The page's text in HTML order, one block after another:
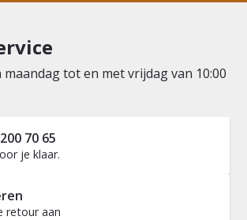
tot en met vrijdag van 10:00
70 65
je klaar.
retour aan